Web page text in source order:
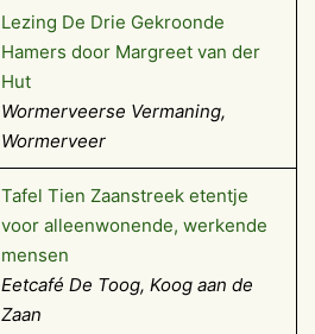
Lezing De Drie Gekroonde
Hamers door Margreet van der
Hut
Wormerveerse Vermaning,
Wormerveer
Tafel Tien Zaanstreek etentje
voor alleenwonende, werkende
mensen
Eetcafé De Toog, Koog aan de
Zaan